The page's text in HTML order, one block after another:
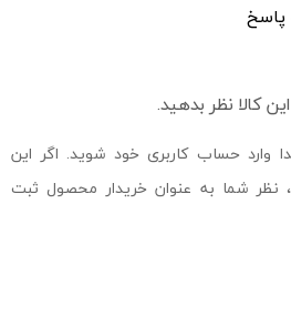
کالا نظر بدهید.
وارد حساب کاربری خود شوید. اگر این
نظر شما به عنوان خریدار محصول ثبت